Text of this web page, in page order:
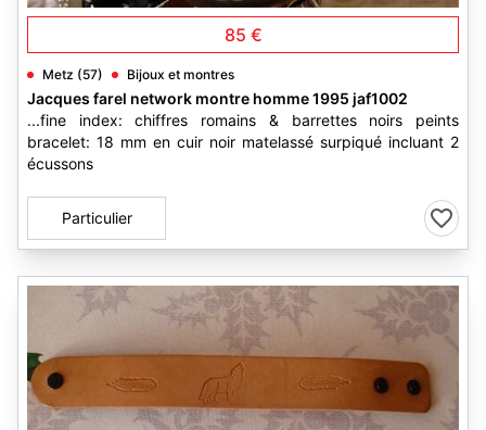
85 €
Metz (57) Bijoux et montres
Jacques farel network montre homme 1995 jaf1002
...fine index: chiffres romains & barrettes noirs peints
bracelet: 18 mm en cuir noir matelassé surpiqué incluant 2
écussons
Particulier